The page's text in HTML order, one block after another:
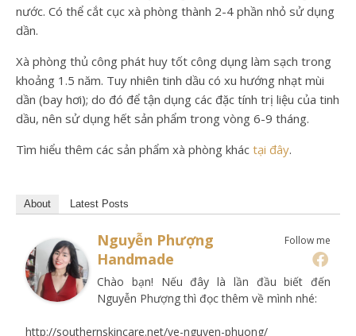
nước. Có thể cắt cục xà phòng thành 2-4 phần nhỏ sử dụng
dần.
Xà phòng thủ công phát huy tốt công dụng làm sạch trong
khoảng 1.5 năm. Tuy nhiên tinh dầu có xu hướng nhạt mùi
dần (bay hơi); do đó để tận dụng các đặc tính trị liệu của tinh
dầu, nên sử dụng hết sản phẩm trong vòng 6-9 tháng.
Tìm hiểu thêm các sản phẩm xà phòng khác tại đây.
About Latest Posts
Follow me
Nguyễn Phượng
Handmade
Chào bạn! Nếu đây là lần đầu biết đến
Nguyễn Phượng thì đọc thêm về mình nhé:
http://southernskincare.net/ve-nguyen-phuong/